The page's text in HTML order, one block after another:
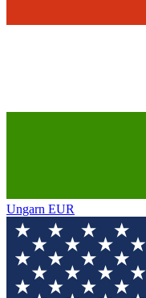
Ungarn EUR